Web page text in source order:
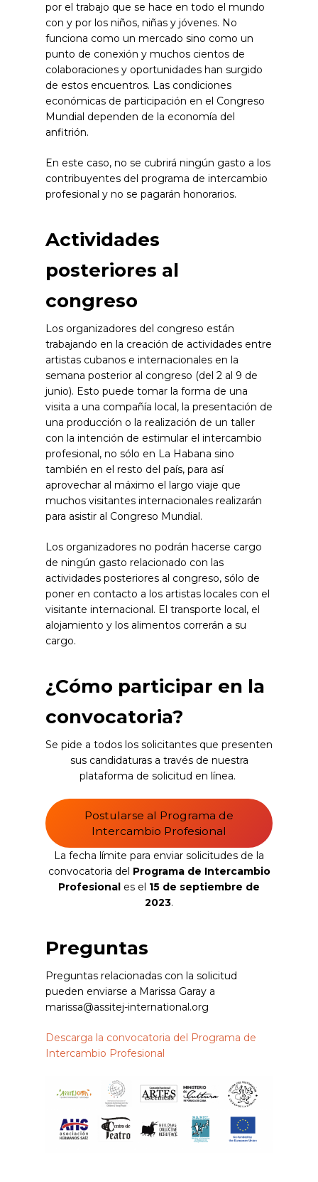
por el trabajo que se hace en todo el mundo
con y por los niños, niñas y jóvenes. No
funciona como un mercado sino como un
punto de conexión y muchos cientos de
colaboraciones y oportunidades han surgido
de estos encuentros. Las condiciones
económicas de participación en el Congreso
Mundial dependen de la economía del
anfitrión.
En este caso, no se cubrirá ningún gasto a los
contribuyentes del programa de intercambio
profesional y no se pagarán honorarios.
Actividades
posteriores al
congreso
Los organizadores del congreso están
trabajando en la creación de actividades entre
artistas cubanos e internacionales en la
semana posterior al congreso (del 2 al 9 de
junio). Esto puede tomar la forma de una
visita a una compañía local, la presentación de
una producción o la realización de un taller
con la intención de estimular el intercambio
profesional, no sólo en La Habana sino
también en el resto del país, para así
aprovechar al máximo el largo viaje que
muchos visitantes internacionales realizarán
para asistir al Congreso Mundial.
Los organizadores no podrán hacerse cargo
de ningún gasto relacionado con las
actividades posteriores al congreso, sólo de
poner en contacto a los artistas locales con el
visitante internacional. El transporte local, el
alojamiento y los alimentos correrán a su
cargo.
¿Cómo participar en la
convocatoria?
Se pide a todos los solicitantes que presenten
sus candidaturas a través de nuestra
plataforma de solicitud en línea.
Postularse al Programa de
Intercambio Profesional
La fecha límite para enviar solicitudes de la
convocatoria del Programa de Intercambio
Profesional es el 15 de septiembre de
2023.
Preguntas
Preguntas relacionadas con la solicitud
pueden enviarse a Marissa Garay a
marissa@assitej-international.org
Descarga la convocatoria del Programa de
Intercambio Profesional